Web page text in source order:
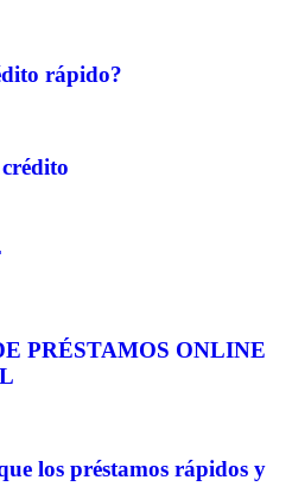
rápido?
PRÉSTAMOS ONLINE
los préstamos rápidos y